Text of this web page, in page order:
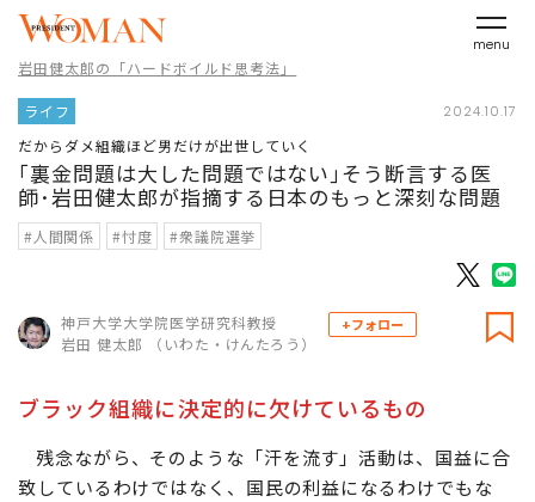
menu
岩田健太郎の「ハードボイルド思考法」
ライフ 2024.10.17
だからダメ組織ほど男だけが出世していく
｢裏金問題は大した問題ではない｣そう断言する医
師･岩田健太郎が指摘する日本のもっと深刻な問題
#人間関係 #忖度 #衆議院選挙
神戸大学大学院医学研究科教授
岩田 健太郎 （いわた・けんたろう）
+フォロー
ブラック組織に決定的に欠けているもの
残念ながら、そのような「汗を流す」活動は、国益に合
致しているわけではなく、国民の利益になるわけでもな